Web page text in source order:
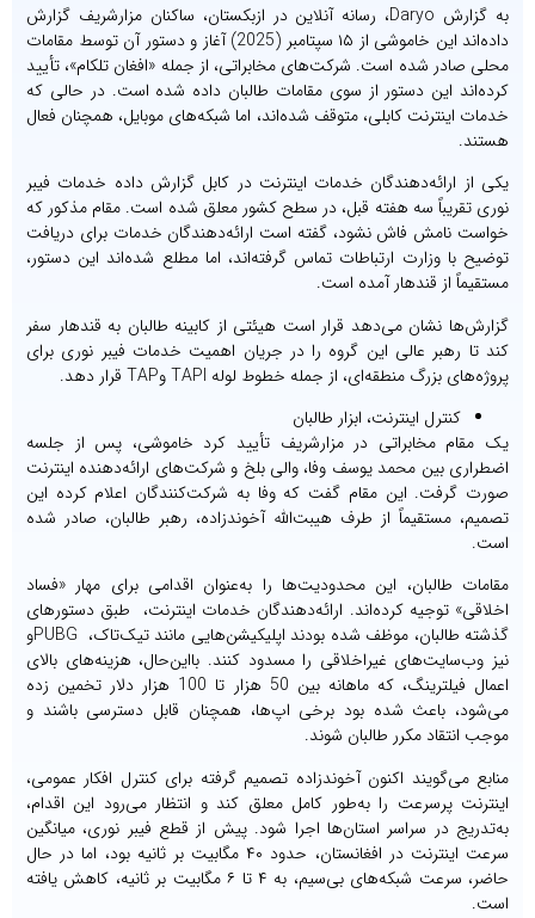
به گزارش Daryo، رسانه آنلاین در ازبکستان، ساکنان مزارشریف گزارش
داده‌اند این خاموشی از ۱۵ سپتامبر (2025) آغاز و دستور آن توسط مقامات
محلی صادر شده است. شرکت‌های مخابراتی، از جمله «افغان تلکام»، تأیید
کرده‌اند این دستور از سوی مقامات طالبان داده شده است. در حالی که
خدمات اینترنت کابلی، متوقف شده‌اند، اما شبکه‌های موبایل، همچنان فعال
هستند.
یکی از ارائه‌دهندگان خدمات اینترنت در کابل گزارش داده خدمات فیبر
نوری تقریباً سه هفته قبل، در سطح کشور معلق شده است. مقام مذکور که
خواست نامش فاش نشود، گفته است ارائه‌دهندگان خدمات برای دریافت
توضیح با وزارت ارتباطات تماس گرفته‌اند، اما مطلع شده‌اند این دستور،
مستقیماً از قندهار آمده است.
گزارش‌ها نشان می‌دهد قرار است هیئتی از کابینه طالبان به قندهار سفر
کند تا رهبر عالی این گروه را در جریان اهمیت خدمات فیبر نوری برای
پروژه‌های بزرگ منطقه‌ای، از جمله خطوط لوله TAPI وTAP قرار دهد.
کنترل اینترنت، ابزار طالبان
یک مقام مخابراتی در مزارشریف تأیید کرد خاموشی، پس از جلسه
اضطراری بین محمد یوسف وفا، والی بلخ و شرکت‌های ارائه‌دهنده اینترنت
صورت گرفت. این مقام گفت که وفا به شرکت‌کنندگان اعلام کرده این
تصمیم، مستقیماً از طرف هیبت‌الله آخوندزاده، رهبر طالبان، صادر شده
است.
مقامات طالبان، این محدودیت‌ها را به‌عنوان اقدامی برای مهار «فساد
اخلاقی» توجیه کرده‌اند. ارائه‌دهندگان خدمات اینترنت، طبق دستورهای
گذشته طالبان، موظف شده بودند اپلیکیشن‌هایی مانند تیک‌تاک، PUBGو
نیز وب‌سایت‌های غیراخلاقی را مسدود کنند. بااین‌حال، هزینه‌های بالای
اعمال فیلترینگ، که ماهانه بین 50 هزار تا 100 هزار دلار تخمین زده
می‌شود، باعث شده بود برخی اپ‌ها، همچنان قابل دسترسی باشند و
موجب انتقاد مکرر طالبان شوند.
منابع می‌گویند اکنون آخوندزاده تصمیم گرفته برای کنترل افکار عمومی،
اینترنت پرسرعت را به‌طور کامل معلق کند و انتظار می‌رود این اقدام،
به‌تدریج در سراسر استان‌ها اجرا شود. پیش از قطع فیبر نوری، میانگین
سرعت اینترنت در افغانستان، حدود ۴۰ مگابیت بر ثانیه بود، اما در حال
حاضر، سرعت شبکه‌های بی‌سیم، به ۴ تا ۶ مگابیت بر ثانیه، کاهش یافته
است.